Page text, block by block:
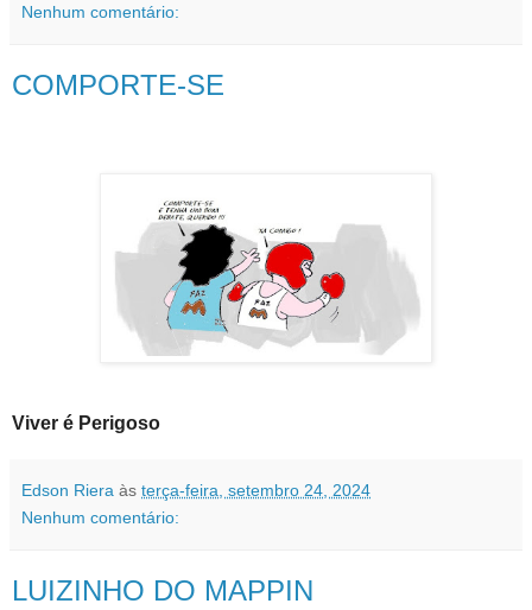
Nenhum comentário:
COMPORTE-SE
Viver é Perigoso
Edson Riera às terça-feira, setembro 24, 2024
Nenhum comentário:
LUIZINHO DO MAPPIN